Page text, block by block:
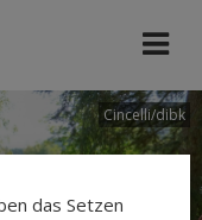
Cincelli/dibk
das Setzen